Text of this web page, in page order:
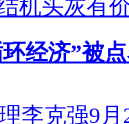
机头灰有
经济”被
李克强9